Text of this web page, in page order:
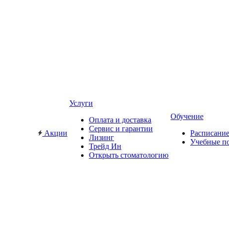
Акции
Услуги
Оплата и доставка
Сервис и гарантии
Лизинг
Трейд Ин
Открыть стоматологию
Обучение
Расписание
Учебные